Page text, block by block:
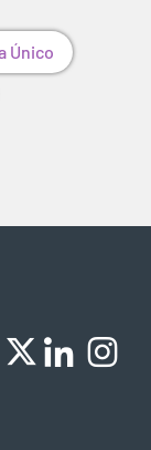
Único